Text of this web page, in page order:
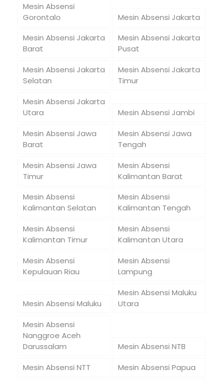
Mesin Absensi
Gorontalo
Mesin Absensi Jakarta
Mesin Absensi Jakarta
Barat
Mesin Absensi Jakarta
Pusat
Mesin Absensi Jakarta
Selatan
Mesin Absensi Jakarta
Timur
Mesin Absensi Jakarta
Utara
Mesin Absensi Jambi
Mesin Absensi Jawa
Barat
Mesin Absensi Jawa
Tengah
Mesin Absensi Jawa
Timur
Mesin Absensi
Kalimantan Barat
Mesin Absensi
Kalimantan Selatan
Mesin Absensi
Kalimantan Tengah
Mesin Absensi
Kalimantan Timur
Mesin Absensi
Kalimantan Utara
Mesin Absensi
Kepulauan Riau
Mesin Absensi
Lampung
Mesin Absensi Maluku
Mesin Absensi Maluku
Utara
Mesin Absensi
Nanggroe Aceh
Darussalam
Mesin Absensi NTB
Mesin Absensi NTT
Mesin Absensi Papua